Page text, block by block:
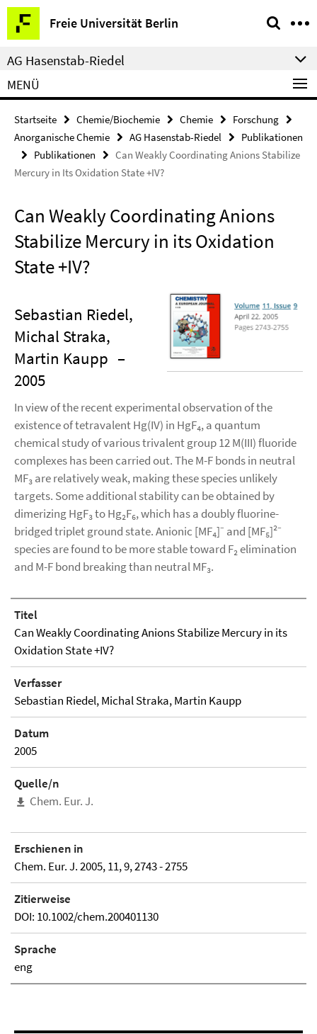
Springe
direkt
zu
Inhalt
Freie Universität Berlin
Service-
Navigation
AG Hasenstab-Riedel
MENÜ
Startseite Chemie/Biochemie Chemie
Forschung
Anorganische Chemie
AG Hasenstab-Riedel
Publikationen
Publikationen
Can Weakly Coordinating Anions Stabilize
Mercury in Its Oxidation State +IV?
Can Weakly Coordinating Anions
Stabilize Mercury in its Oxidation
State +IV?
Sebastian Riedel,
Michal Straka,
Martin Kaupp –
2005
In view of the recent experimental observation of the
existence of tetravalent Hg(IV) in HgF₄, a quantum
chemical study of various trivalent group 12 M(III) fluoride
complexes has been carried out. The M-F bonds in neutral
MF₃ are relatively weak, making these species unlikely
targets. Some additional stability can be obtained by
dimerizing HgF₃ to Hg₂F₆, which has a doubly fluorine-
bridged triplet ground state. Anionic [MF₄]⁻ and [MF₅]²⁻
species are found to be more stable toward F₂ elimination
and M-F bond breaking than neutral MF₃.
Titel
Can Weakly Coordinating Anions Stabilize Mercury in its
Oxidation State +IV?
Verfasser
Sebastian Riedel, Michal Straka, Martin Kaupp
Datum
2005
Quelle/n
Chem. Eur. J.
Erschienen in
Chem. Eur. J. 2005, 11, 9, 2743 - 2755
Zitierweise
DOI: 10.1002/chem.200401130
Sprache
eng